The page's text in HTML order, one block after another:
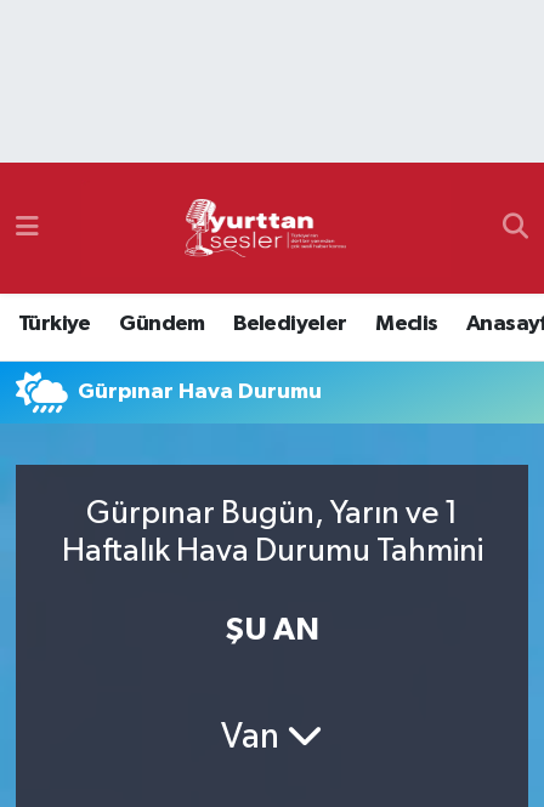
Türkiye Gündem Belediyeler Meclis
Gürpınar Hava Durumu
Gürpınar Bugün, Yarın ve 1
Haftalık Hava Durumu Tahmini
ŞU AN
Van
Namaz Vakitleri
Süper Lig Puan Durumu ve Fikstür
Tüm Manşetler
Son Dakika Haberleri
Haber Arşivi